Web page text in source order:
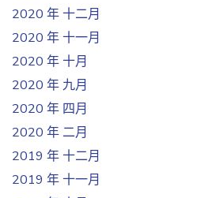
2020 年 十二月
2020 年 十一月
2020 年 十月
2020 年 九月
2020 年 四月
2020 年 二月
2019 年 十二月
2019 年 十一月